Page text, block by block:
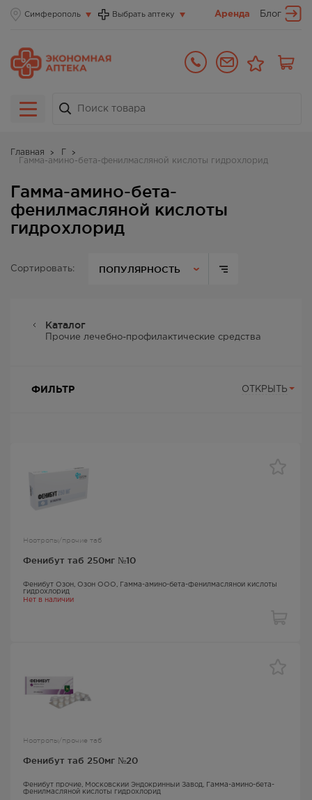
Симферополь Выбрать аптеку Аренда Блог
Главная
Гамма-амино-бета-фенилмасляной кислоты гидрохлорид
Гамма-амино-бета-
фенилмасляной кислоты
гидрохлорид
Сортировать: ПОПУЛЯРНОСТЬ
Каталог
Прочие лечебно-профилактические средства
ФИЛЬТР ОТКРЫТЬ
Ноотропы/прочие таб
Фенибут таб 250мг №10
Фенибут Озон , Озон ООО,
Гамма-амино-бета-фенилмасляной кислоты
гидрохлорид
Нет в наличии
Ноотропы/прочие таб
Фенибут таб 250мг №20
Фенибут прочие, Московский Эндокринный Завод,
Гамма-амино-бета-
фенилмасляной кислоты гидрохлорид